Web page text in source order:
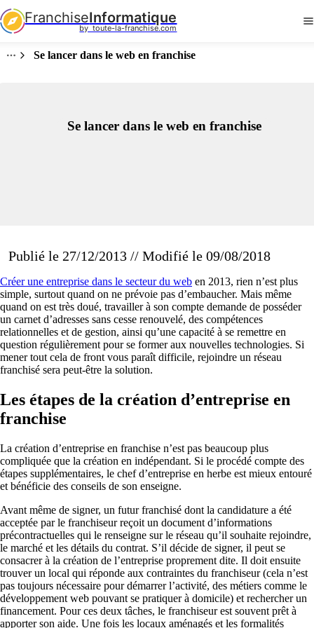
FranchiseInformatique
by  toute-la-franchise.com
Se lancer dans le web en franchise
Se lancer dans le web en franchise
Publié le 27/12/2013 // Modifié le 09/08/2018
Créer une entreprise dans le secteur du web en 2013, rien n’est plus
simple, surtout quand on ne prévoie pas d’embaucher. Mais même
quand on est très doué, travailler à son compte demande de posséder
un carnet d’adresses sans cesse renouvelé, des compétences
relationnelles et de gestion, ainsi qu’une capacité à se remettre en
question régulièrement pour se former aux nouvelles technologies. Si
mener tout cela de front vous paraît difficile, rejoindre un réseau
franchisé sera peut-être la solution.
Les étapes de la création d’entreprise en
franchise
La création d’entreprise en franchise n’est pas beaucoup plus
compliquée que la création en indépendant. Si le procédé compte des
étapes supplémentaires, le chef d’entreprise en herbe est mieux entouré
et bénéficie des conseils de son enseigne.
Avant même de signer, un futur franchisé dont la candidature a été
acceptée par le franchiseur reçoit un document d’informations
précontractuelles qui le renseigne sur le réseau qu’il souhaite rejoindre,
le marché et les détails du contrat. S’il décide de signer, il peut se
consacrer à la création de l’entreprise proprement dite. Il doit ensuite
trouver un local qui réponde aux contraintes du franchiseur (cela n’est
pas toujours nécessaire pour démarrer l’activité, des métiers comme le
développement web pouvant se pratiquer à domicile) et rechercher un
financement. Pour ces deux tâches, le franchiseur est souvent prêt à
apporter son aide. Une fois les locaux aménagés et les formalités